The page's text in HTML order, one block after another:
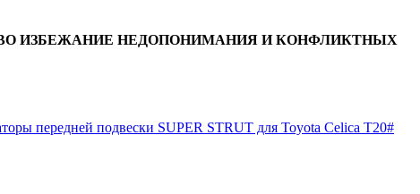
ИЗБЕЖАНИЕ НЕДОПОНИМАНИЯ И КОНФЛИКТНЫХ
передней подвески SUPER STRUT для Toyota Celica T20#